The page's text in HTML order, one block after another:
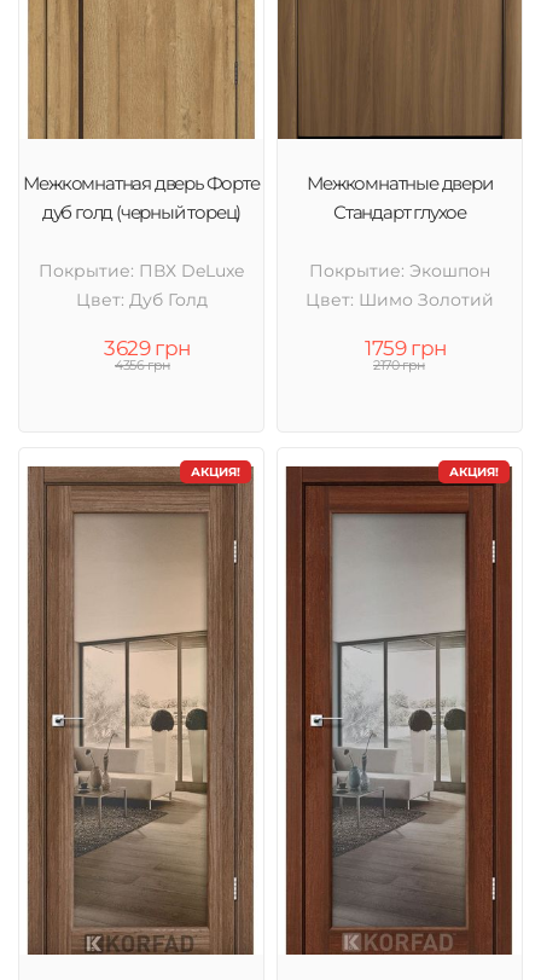
Межкомнатная дверь Форте
дуб голд (черный торец)
Покрытие: ПВХ DeLuxe
Цвет: Дуб Голд
3629 грн
4356 грн
Межкомнатные двери
Стандарт глухое
Покрытие: Экошпон
Цвет: Шимо Золотий
1759 грн
2170 грн
АКЦИЯ! АКЦИЯ!